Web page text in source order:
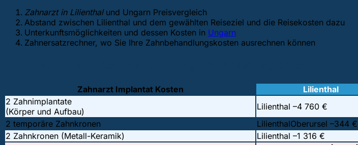
Zahnarzt in Lilienthalund Ungarn Preisvergleich
Abstand zwischen Lilienthal und dem gewählten Reiseziel und die Reisekosten dazu
Unterkunftsmöglichkeiten und dessen Kosten in Ungarn
Zahnersatzrechner, wo Sie Ihre Zahnbehandlungskosten ausrechnen können
Zahnarzt Implantat Kosten Lilienthal
2 Zahnimplantate
(Körper und Aufbau)
Lilienthal –4 760 €
2 temporäre Zahnkronen
LilienthalOberursel –344 €
2 Zahnkronen (Metall-Keramik)
Lilienthal –1 316 €